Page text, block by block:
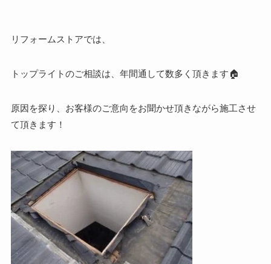
リフォームストアでは、
トップライトのご相談は、年間通して数多く頂きます🏠
原因を探り、お客様のご意向をお聞かせ頂きながら施工させ
て頂きます！